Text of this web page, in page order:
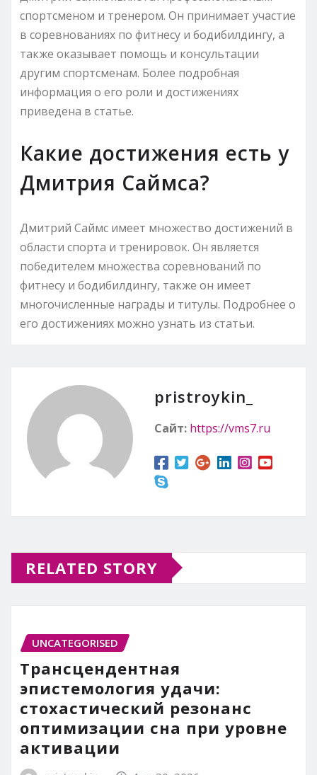
спортсменом и тренером. Он принимает участие
в соревнованиях по фитнесу и бодибилдингу, а
также оказывает помощь и консультации
другим спортсменам. Более подробная
информация о его роли и достижениях
приведена в статье.
Какие достижения есть у
Дмитрия Саймса?
Дмитрий Саймс имеет множество достижений в
области спорта и тренировок. Он является
победителем множества соревнований по
фитнесу и бодибилдингу, также он имеет
многочисленные награды и титулы. Подробнее о
его достижениях можно узнать из статьи.
pristroykin_
Сайт: https://vms7.ru
RELATED STORY
UNCATEGORISED
Трансцендентная
эпистемология удачи:
стохастический резонанс
оптимизации сна при уровне
активации